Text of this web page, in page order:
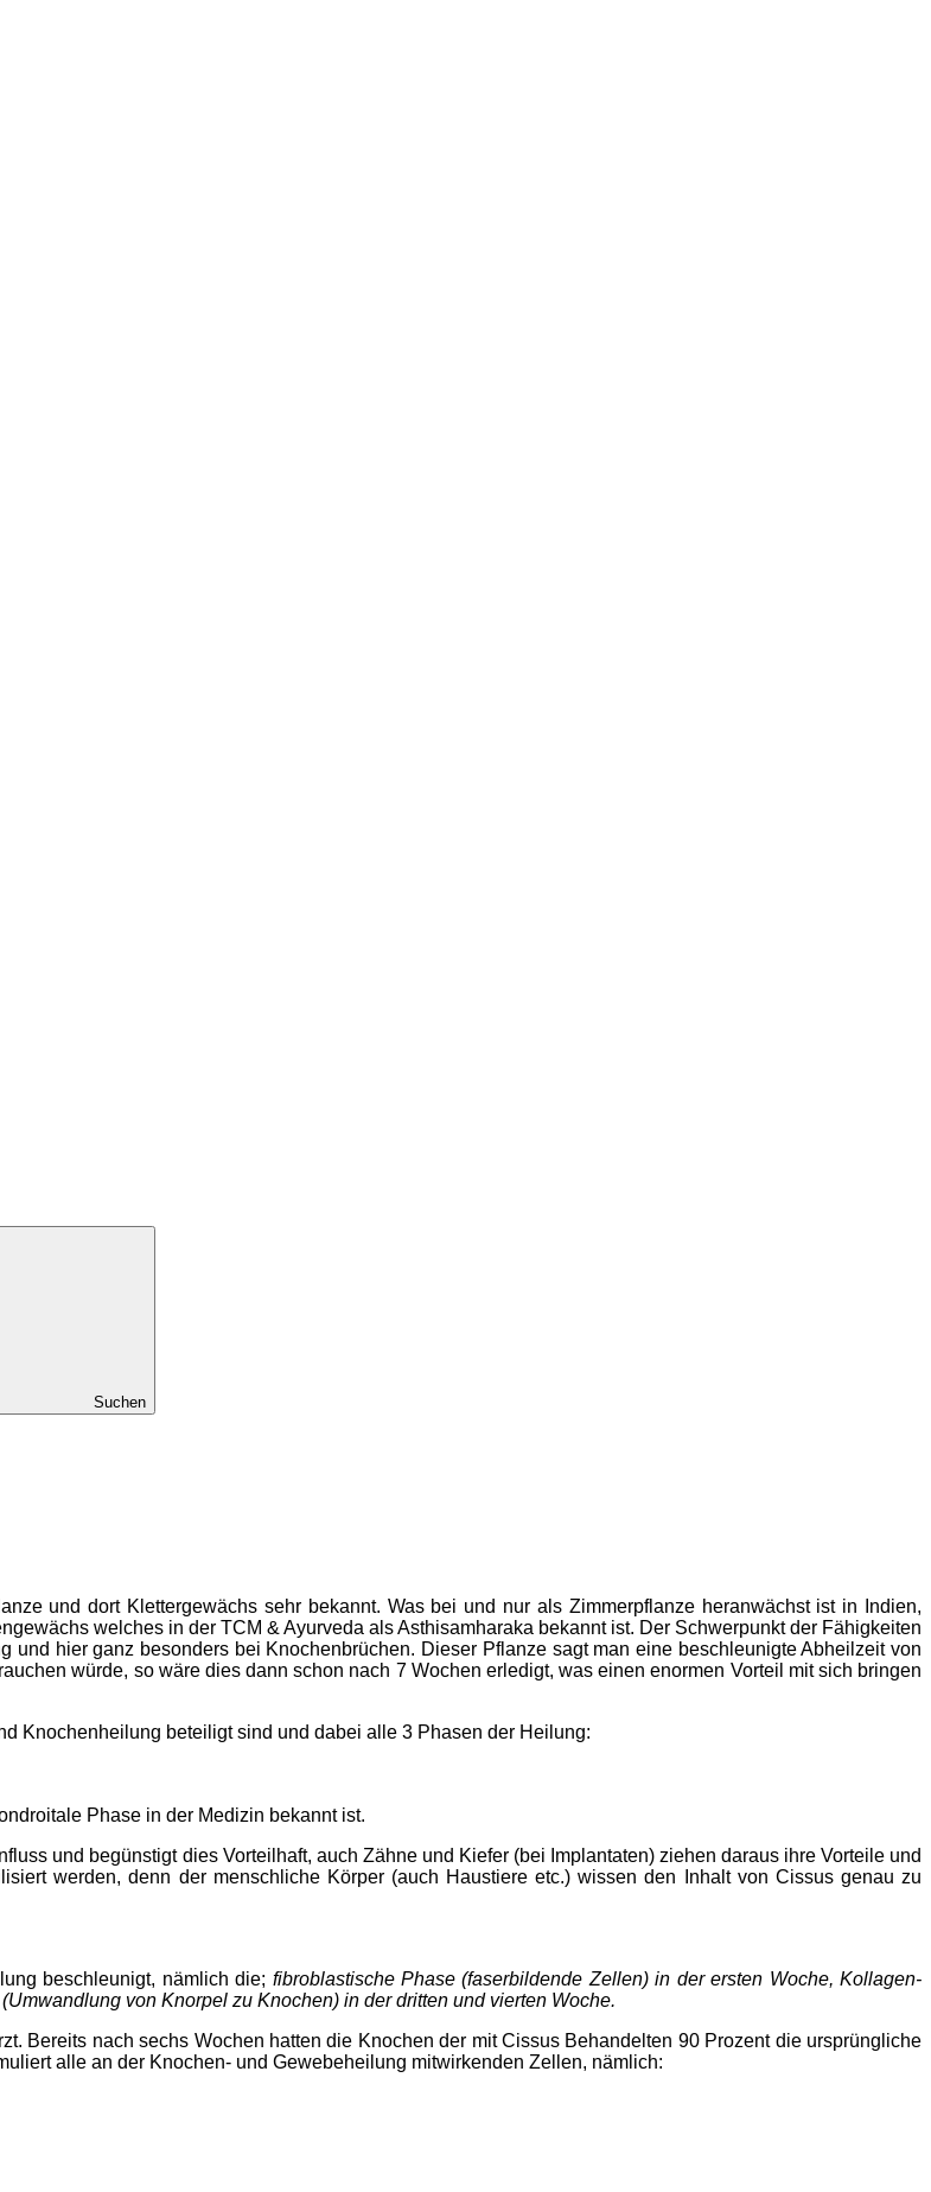
Suchen
und dort Klettergewächs sehr bekannt. Was bei und nur als Zimmerpflanze heranwächst ist in Indien,
welches in der TCM & Ayurveda als Asthisamharaka bekannt ist. Der Schwerpunkt der Fähigkeiten
hier ganz besonders bei Knochenbrüchen. Dieser Pflanze sagt man eine beschleunigte Abheilzeit von
würde, so wäre dies dann schon nach 7 Wochen erledigt, was einen enormen Vorteil mit sich bringen
Knochenheilung beteiligt sind und dabei alle 3 Phasen der Heilung:
Phase in der Medizin bekannt ist.
und begünstigt dies Vorteilhaft, auch Zähne und Kiefer (bei Implantaten) ziehen daraus ihre Vorteile und
werden, denn der menschliche Körper (auch Haustiere etc.) wissen den Inhalt von Cissus genau zu
beschleunigt, nämlich die; fibroblastische Phase (faserbildende Zellen) in der ersten Woche,Kollagen-
von Knorpel zu Knochen) in der dritten und vierten Woche.
Bereits nach sechs Wochen hatten die Knochen der mit Cissus Behandelten 90 Prozent die ursprüngliche
alle an der Knochen- und Gewebeheilung mitwirkenden Zellen, nämlich: